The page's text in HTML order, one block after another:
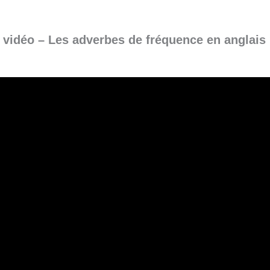
vidéo – Les adverbes de fréquence en anglais